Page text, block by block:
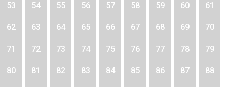
53 54 55 56 57 58 59 60 61
62 63 64 65 66 67 68 69 70
71 72 73 74 75 76 77 78 79
80 81 82 83 84 85 86 87 88